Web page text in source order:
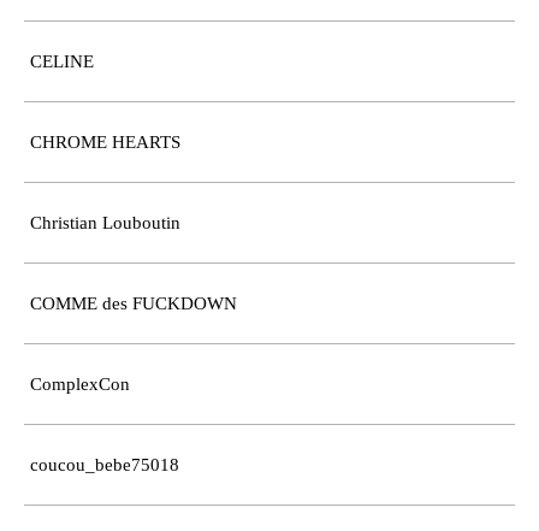
CELINE
CHROME HEARTS
Christian Louboutin
COMME des FUCKDOWN
ComplexCon
coucou_bebe75018